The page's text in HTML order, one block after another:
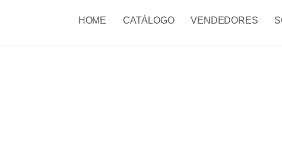
HOME CATÁLOGO VENDEDORES